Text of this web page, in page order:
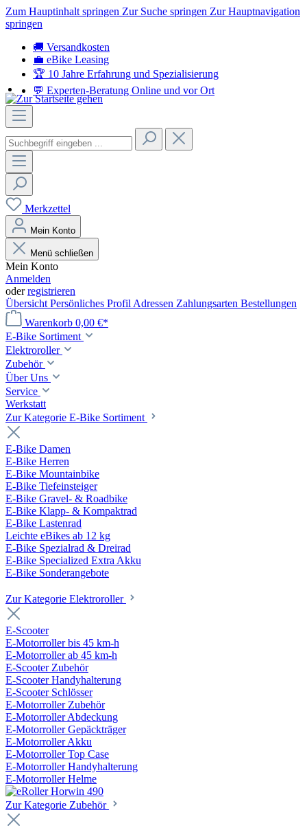
Zum Hauptinhalt springen Zur Suche springen Zur Hauptnavigation
springen
🚚 Versandkosten
💼 eBike Leasing
🏆 10 Jahre Erfahrung und Spezialisierung
💬 Experten-Beratung Online und vor Ort
Merkzettel
Mein Konto
Menü schließen
Mein Konto
Anmelden
oderregistrieren
Übersicht Persönliches Profil Adressen Zahlungsarten Bestellungen
Warenkorb 0,00 €*
E-Bike Sortiment
Elektroroller
Zubehör
Über Uns
Service
Werkstatt
Zur Kategorie E-Bike Sortiment
E-Bike Damen
E-Bike Herren
E-Bike Mountainbike
E-Bike Tiefeinsteiger
E-Bike Gravel- & Roadbike
E-Bike Klapp- & Kompaktrad
E-Bike Lastenrad
Leichte eBikes ab 12 kg
E-Bike Spezialrad & Dreirad
E-Bike Specialized Extra Akku
E-Bike Sonderangebote
Zur Kategorie Elektroroller
E-Scooter
E-Motorroller bis 45 km-h
E-Motorroller ab 45 km-h
E-Scooter Zubehör
E-Scooter Handyhalterung
E-Scooter Schlösser
E-Motorroller Zubehör
E-Motorroller Abdeckung
E-Motorroller Gepäckträger
E-Motorroller Akku
E-Motorroller Top Case
E-Motorroller Handyhalterung
E-Motorroller Helme
Zur Kategorie Zubehör